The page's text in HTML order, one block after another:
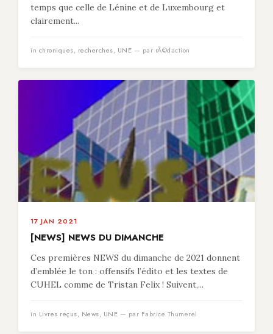
temps que celle de Lénine et de Luxembourg et
clairement...
in chroniques, recherches, UNE — par rÃ©daction
17 JAN 2021
[NEWS] NEWS DU DIMANCHE
Ces premières NEWS du dimanche de 2021 donnent
d’emblée le ton : offensifs l’édito et les textes de
CUHEL comme de Tristan Felix ! Suivent,...
in Livres reçus, News, UNE — par Fabrice Thumerel